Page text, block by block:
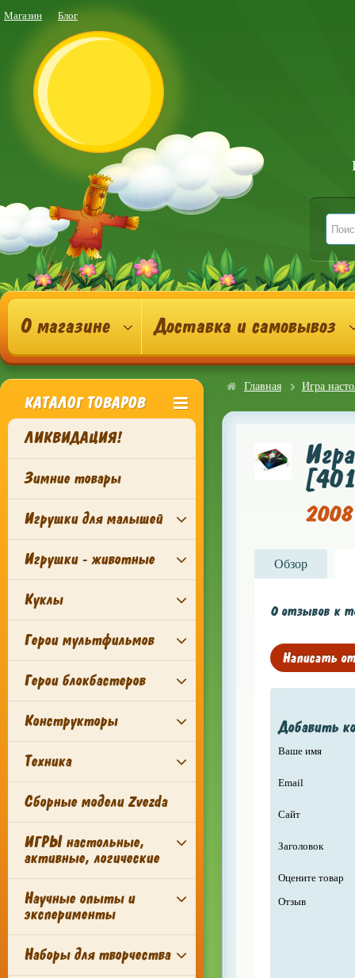
Магазин Блог
О магазине Доставка и самовывоз
КАТАЛОГ ТОВАРОВ
ЛИКВИДАЦИЯ!
Зимние товары
Игрушки для малышей
Игрушки - животные
Куклы
Герои мультфильмов
Герои блокбастеров
Конструкторы
Техника
Сборные модели Zvezda
ИГРЫ настольные,
активные, логические
Научные опыты и
эксперименты
Наборы для творчества
Главная Игра
Обзор
0 отзывов к
Написать
Добавить
Ваше имя
Email
Сайт
Заголовок
Оцените товар
Отзыв